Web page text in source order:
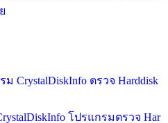
ม CrystalDiskInfo ตรวจ Harddisk
โปรแกรมตรวจ Har